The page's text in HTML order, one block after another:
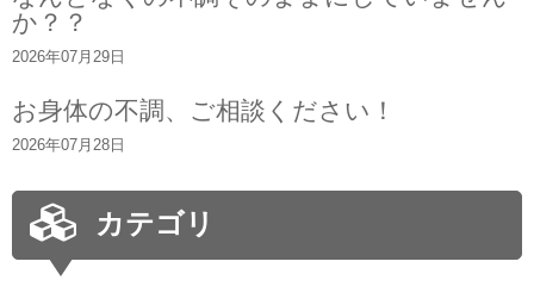
か？？
2026年07月29日
お身体の不調、ご相談ください！
2026年07月28日
カテゴリ